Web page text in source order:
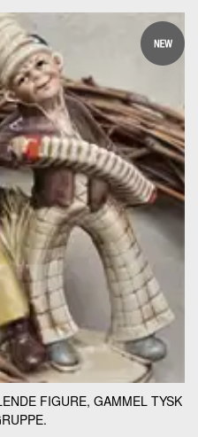
FIGURE, GAMMEL TYSK